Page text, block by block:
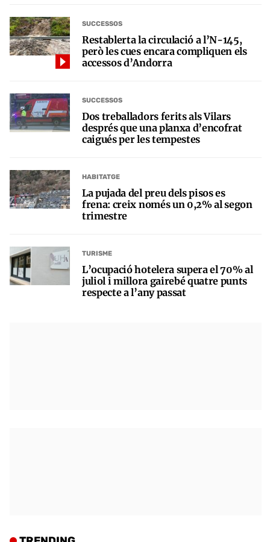
SUCCESSOS
Restablerta la circulació a l’N-145,
però les cues encara compliquen els
accessos d’Andorra
SUCCESSOS
Dos treballadors ferits als Vilars
després que una planxa d’encofrat
caigués per les tempestes
HABITATGE
La pujada del preu dels pisos es
frena: creix només un 0,2% al segon
trimestre
TURISME
L’ocupació hotelera supera el 70% al
juliol i millora gairebé quatre punts
respecte a l’any passat